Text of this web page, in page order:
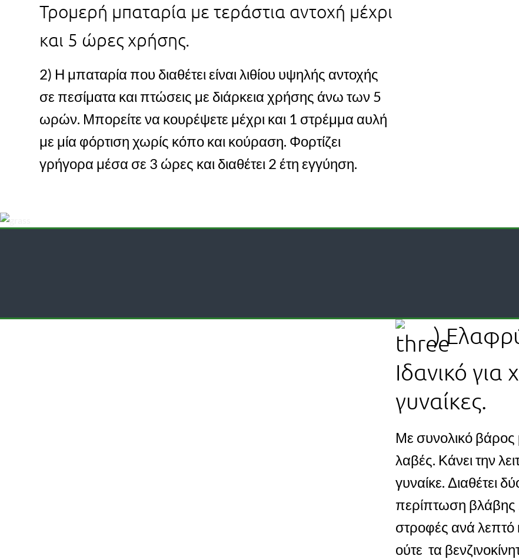
Τρομερή μπαταρία με τεράστια αντοχή μέχρι
και 5 ώρες χρήσης.
2) Η μπαταρία που διαθέτει είναι λιθίου υψηλής αντοχής
σε πεσίματα και πτώσεις με διάρκεια χρήσης άνω των 5
ωρών. Μπορείτε να κουρέψετε μέχρι και 1 στρέμμα αυλή
με μία φόρτιση χωρίς κόπο και κούραση. Φορτίζει
γρήγορα μέσα σε 3 ώρες και διαθέτει 2 έτη εγγύηση.
)
Ιδανικό
γυναίκες.
Με συνολικό βάρος
λαβές. Κάνει την
γυναίκε. Διαθέτει
περίπτωση βλάβης
στροφές ανά λεπτό
ούτε τα